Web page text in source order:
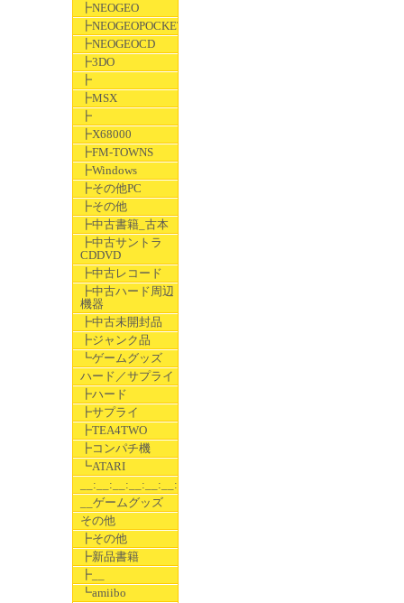
┣NEOGEO
┣NEOGEOPOCKET
┣NEOGEOCD
┣3DO
┣
┣MSX
┣
┣X68000
┣FM-TOWNS
┣Windows
┣その他PC
┣その他
┣中古書籍_古本
┣中古サントラ
CDDVD
┣中古レコード
┣中古ハード周辺
機器
┣中古未開封品
┣ジャンク品
┗ゲームグッズ
ハード／サプライ
┣ハード
┣サプライ
┣TEA4TWO
┣コンパチ機
┗ATARI
__:__:__:__:__:__:__
__ゲームグッズ
その他
┣その他
┣新品書籍
┣__
┗amiibo